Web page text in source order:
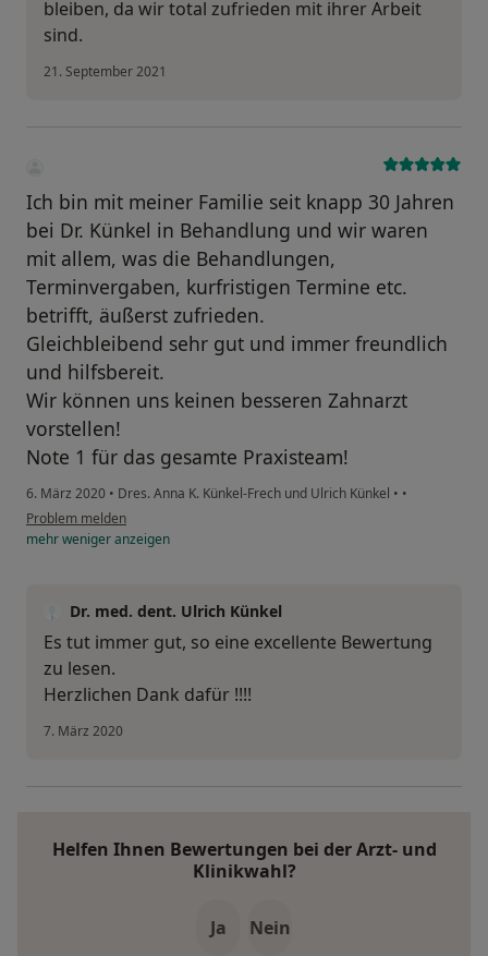
bleiben, da wir total zufrieden mit ihrer Arbeit
sind.
21. September 2021
Ich bin mit meiner Familie seit knapp 30 Jahren
bei Dr. Künkel in Behandlung und wir waren
mit allem, was die Behandlungen,
Terminvergaben, kurfristigen Termine etc.
betrifft, äußerst zufrieden.
Gleichbleibend sehr gut und immer freundlich
und hilfsbereit.
Wir können uns keinen besseren Zahnarzt
vorstellen!
Note 1 für das gesamte Praxisteam!
6. März 2020 • Dres. Anna K. Künkel-Frech und Ulrich Künkel • •
Problem melden
mehrwenigeranzeigen
Dr. med. dent. Ulrich Künkel
Es tut immer gut, so eine excellente Bewertung
zu lesen.
Herzlichen Dank dafür !!!!
7. März 2020
Helfen Ihnen Bewertungen bei der Arzt- und
Klinikwahl?
Ja Nein